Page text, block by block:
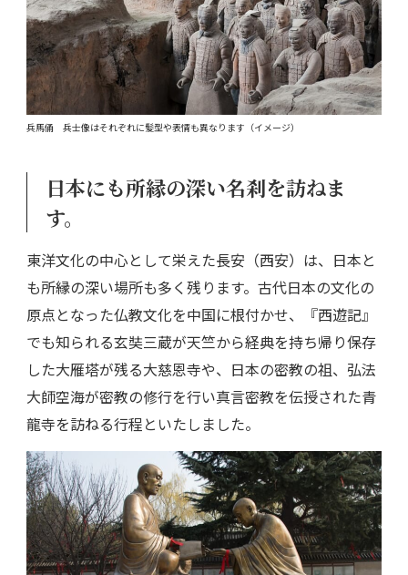
兵馬俑 兵士像はそれぞれに髪型や表情も異なります（イメージ）
日本にも所縁の深い名刹を訪ねま
す。
東洋文化の中心として栄えた長安（西安）は、日本と
も所縁の深い場所も多く残ります。古代日本の文化の
原点となった仏教文化を中国に根付かせ、『西遊記』
でも知られる玄奘三蔵が天竺から経典を持ち帰り保存
した大雁塔が残る大慈恩寺や、日本の密教の祖、弘法
大師空海が密教の修行を行い真言密教を伝授された青
龍寺を訪ねる行程といたしました。